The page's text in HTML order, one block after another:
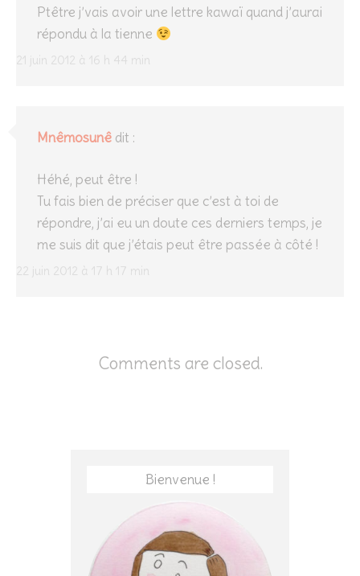
21 juin 2012 à 16 h 44 min
Ptêtre j’vais avoir une lettre kawaï quand j’aurai
répondu à la tienne
Mnêmosunê dit :
22 juin 2012 à 17 h 17 min
Héhé, peut être !
Tu fais bien de préciser que c’est à toi de
répondre, j’ai eu un doute ces derniers temps, je
me suis dit que j’étais peut être passée à côté !
Comments are closed.
Bienvenue !